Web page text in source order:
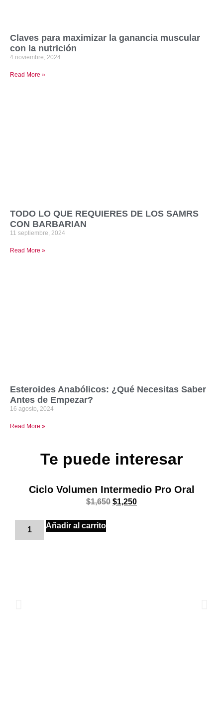
Claves para maximizar la ganancia muscular
con la nutrición
4 noviembre, 2024
Read More »
TODO LO QUE REQUIERES DE LOS SAMRS
CON BARBARIAN
11 septiembre, 2024
Read More »
Esteroides Anabólicos: ¿Qué Necesitas Saber
Antes de Empezar?
16 agosto, 2024
Read More »
Te puede interesar
Ciclo Volumen Intermedio Pro Oral
$1,650 $1,250
Añadir al carrito